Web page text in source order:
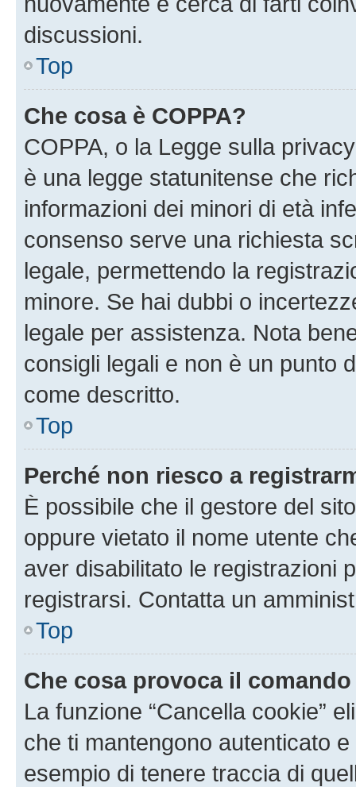
discussioni.
Top
Che cosa è COPPA?
COPPA, o la Legge sulla
è una legge statunitense che
informazioni dei minori di età
consenso serve una richiesta
legale, permettendo la
minore. Se hai dubbi o
legale per assistenza. Nota
consigli legali e non è un punto
come descritto.
Top
Perché non riesco a
È possibile che il gestore del
oppure vietato il nome utente
aver disabilitato le registrazioni
registrarsi. Contatta un
Top
Che cosa provoca il
La funzione “Cancella cookie”
che ti mantengono autenticato
esempio di tenere traccia di